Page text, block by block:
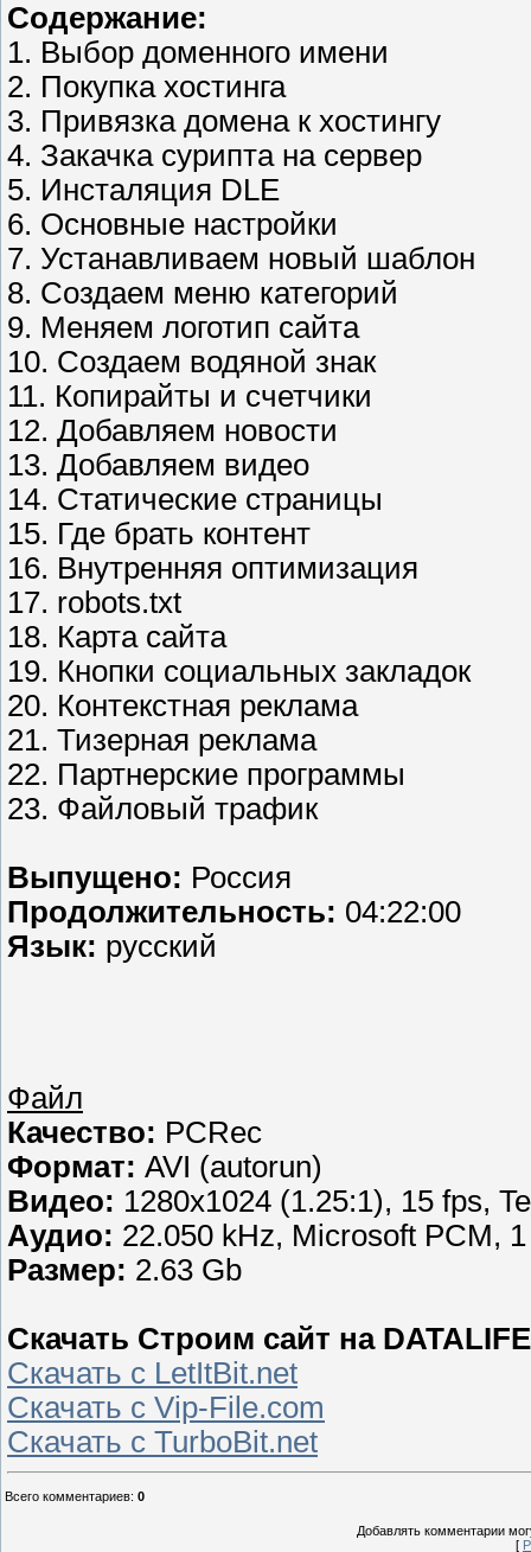
Содержание:
1. Выбор доменного имени
2. Покупка хостинга
3. Привязка домена к хостингу
4. Закачка сурипта на сервер
5. Инсталяция DLE
6. Основные настройки
7. Устанавливаем новый шаблон
8. Создаем меню категорий
9. Меняем логотип сайта
10. Создаем водяной знак
11. Копирайты и счетчики
12. Добавляем новости
13. Добавляем видео
14. Статические страницы
15. Где брать контент
16. Внутренняя оптимизация
17. robots.txt
18. Карта сайта
19. Кнопки социальных закладок
20. Контекстная реклама
21. Тизерная реклама
22. Партнерские программы
23. Файловый трафик
Выпущено: Россия
Продолжительность: 04:22:00
Язык: русский
Файл
Качество: PCRec
Формат: AVI (autorun)
Видео: 1280x1024 (1.25:1), 15 fps,
Аудио: 22.050 kHz, Microsoft PCM,
Размер: 2.63 Gb
Скачать Строим сайт на
Скачать с LetItBit.net
Скачать с Vip-File.com
Скачать с TurboBit.net
Всего комментариев: 0
Добавлять комментарии
[